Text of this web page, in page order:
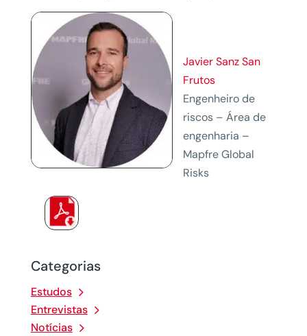
Categorias
Estudos
Entrevistas
Notícias
Javier Sanz San
Frutos
Engenheiro de
riscos – Área de
engenharia –
Mapfre Global
Risks